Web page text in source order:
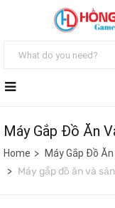
Máy Gắp Đồ Ăn
Home Máy Gắp Đồ
Máy gắp đồ ăn và